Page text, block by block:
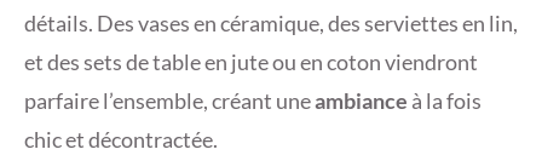
détails. Des vases en céramique, des serviettes en lin,
et des sets de table en jute ou en coton viendront
parfaire l’ensemble, créant uneambiance à la fois
chic et décontractée.